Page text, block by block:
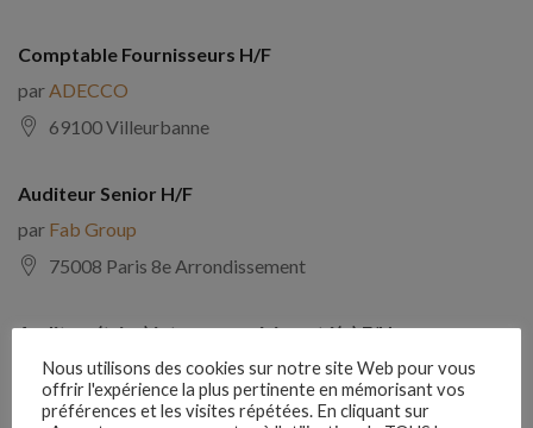
Comptable Fournisseurs H/F
par ADECCO
69100 Villeurbanne
Auditeur Senior H/F
par Fab Group
75008 Paris 8e Arrondissement
Auditeur(trice) interne expérimenté(e) F/H
parComptabilite Emploi
39130 Châtillon
Nous utilisons des cookies sur notre site Web pour vous
offrir l'expérience la plus pertinente en mémorisant vos
préférences et les visites répétées. En cliquant sur